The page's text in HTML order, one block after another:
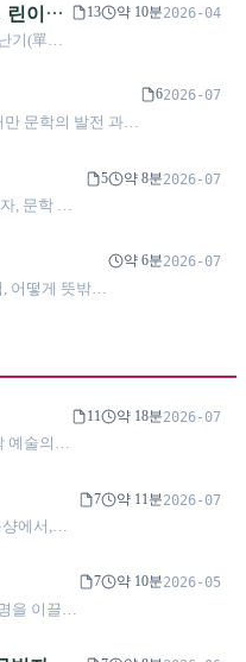
가 되었는가?
이한
기
기(單車
, 국적란
다. 그러
판 인쇄
는 서사
의 책으
, 그 목
13 약 10분2026-04
문학의 발전 과정
을 탐구한다.
62026-07
, 문학 창
용히 다
5 약 8분2026-07
어떻게 뜻밖의
약 6분2026-07
예술의
11 약 18분2026-07
에서,
이즈중
작집에
공 속 침체
7 약 11분2026-07
을 이끌
은 빛과
7 약 10분2026-05